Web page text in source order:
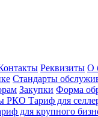
Реквизиты О
Стандарты
Закупки Форма
РКО Тариф для
для крупного